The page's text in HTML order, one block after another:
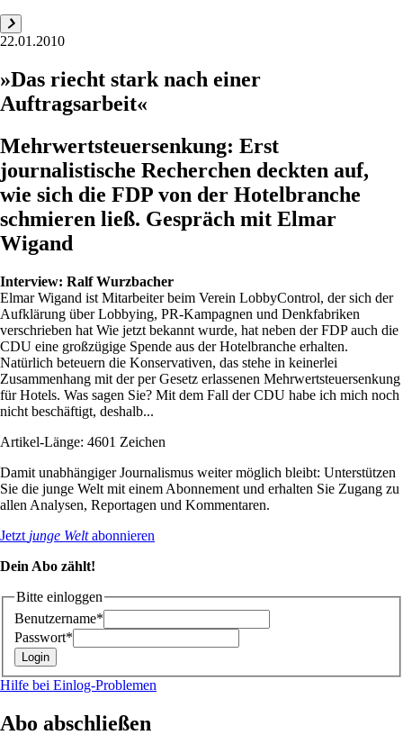
22.01.2010
»Das riecht stark nach einer
Auftragsarbeit«
Mehrwertsteuersenkung: Erst
journalistische Recherchen deckten auf,
wie sich die FDP von der Hotelbranche
schmieren ließ. Gespräch mit Elmar
Wigand
Interview: Ralf Wurzbacher
Elmar Wigand ist Mitarbeiter beim Verein LobbyControl, der sich der
Aufklärung über Lobbying, PR-Kampagnen und Denkfabriken
verschrieben hat Wie jetzt bekannt wurde, hat neben der FDP auch die
CDU eine großzügige Spende aus der Hotelbranche erhalten.
Natürlich beteuern die Konservativen, das stehe in keinerlei
Zusammenhang mit der per Gesetz erlassenen Mehrwertsteuersenkung
für Hotels. Was sagen Sie? Mit dem Fall der CDU habe ich mich noch
nicht beschäftigt, deshalb...
Artikel-Länge: 4601 Zeichen
Damit unabhängiger Journalismus weiter möglich bleibt: Unterstützen
Sie die junge Welt mit einem Abonnement und erhalten Sie Zugang zu
allen Analysen, Reportagen und Kommentaren.
Jetzt junge Weltabonnieren
Dein Abo zählt!
Bitte einloggen
Benutzername*
Passwort*
Hilfe bei Einlog-Problemen
Abo abschließen